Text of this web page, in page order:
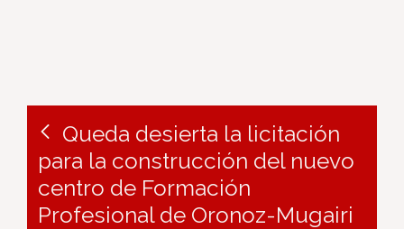
Queda desierta la licitación
para la construcción del nuevo
centro de Formación
Profesional de Oronoz-Mugairi